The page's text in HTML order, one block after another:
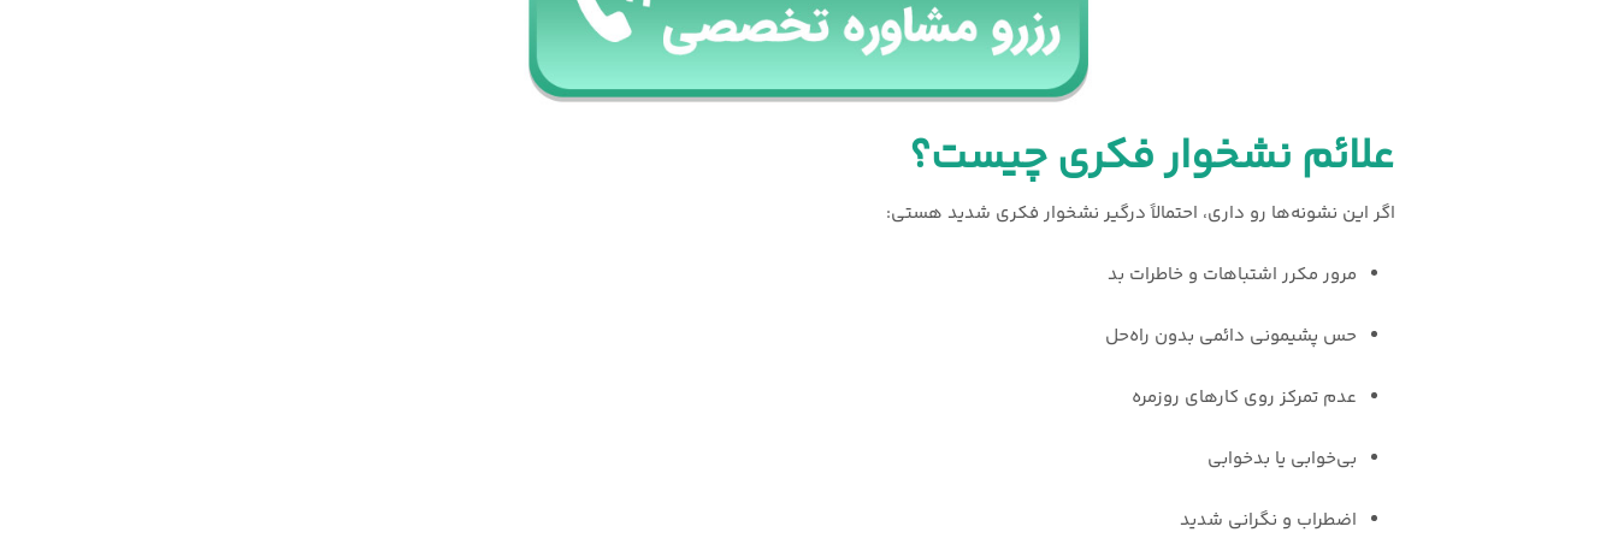
علائم نشخوار فکری چیست؟
اگر این نشونه‌ها رو داری، احتمالاً درگیر نشخوار فکری شدید هستی:
مرور مکرر اشتباهات و خاطرات بد
حس پشیمونی دائمی بدون راه‌حل
عدم تمرکز روی کارهای روزمره
بی‌خوابی یا بدخوابی
اضطراب و نگرانی شدید